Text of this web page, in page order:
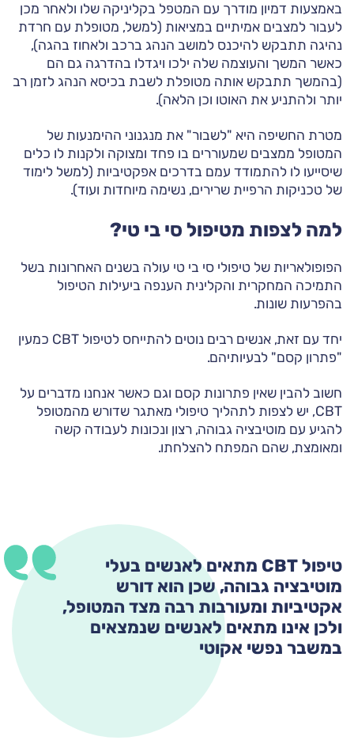
באמצעות דמיון מודרך עם המטפל בקליניקה שלו ולאחר מכן
לעבור למצבים אמיתיים במציאות (למשל, מטופלת עם חרדת
נהיגה תתבקש להיכנס למושב הנהג ברכב ולאחוז בהגה),
כאשר המשך והעוצמה שלה ילכו ויגדלו בהדרגה גם הם
(בהמשך תתבקש אותה מטופלת לשבת בכיסא הנהג לזמן רב
יותר ולהתניע את האוטו וכן הלאה).
מטרת החשיפה היא "לשבור" את מנגנוני ההימנעות של
המטופל ממצבים שמעוררים בו פחד ומצוקה ולקנות לו כלים
שיסייעו לו להתמודד עמם בדרכים אפקטיביות (למשל לימוד
של טכניקות הרפיית שרירים, נשימה מיוחדות ועוד).
למה לצפות מטיפול סי בי טי?
הפופולאריות של טיפולי סי בי טי עולה בשנים האחרונות בשל
התמיכה המחקרית והקלינית הענפה ביעילות הטיפול
בהפרעות שונות.
יחד עם זאת, אנשים רבים נוטים להתייחס לטיפול CBT כמעין
"פתרון קסם" לבעיותיהם.
חשוב להבין שאין פתרונות קסם וגם כאשר אנחנו מדברים על
CBT, יש לצפות לתהליך טיפולי מאתגר שדורש מהמטופל
להגיע עם מוטיבציה גבוהה, רצון ונכונות לעבודה קשה
ומאומצת, שהם המפתח להצלחתו.
טיפול CBT מתאים לאנשים בעלי
מוטיבציה גבוהה, שכן הוא דורש
אקטיביות ומעורבות רבה מצד המטופל,
ולכן אינו מתאים לאנשים שנמצאים
במשבר נפשי אקוטי